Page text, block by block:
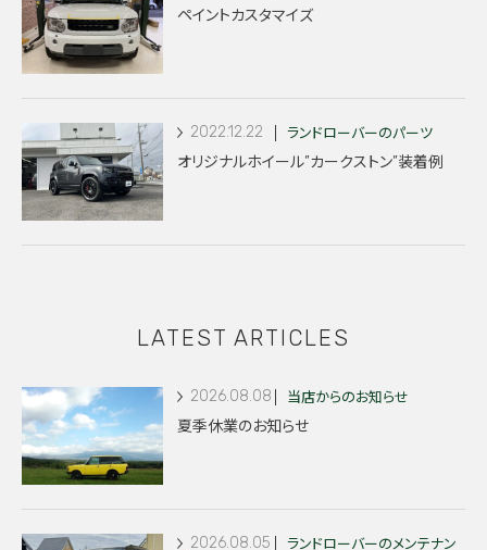
ペイントカスタマイズ
2022.12.22 ランドローバーのパーツ
オリジナルホイール”カークストン”装着例
LATEST ARTICLES
2026.08.08 当店からのお知らせ
夏季休業のお知らせ
2026.08.05
ランドローバーのメンテナン